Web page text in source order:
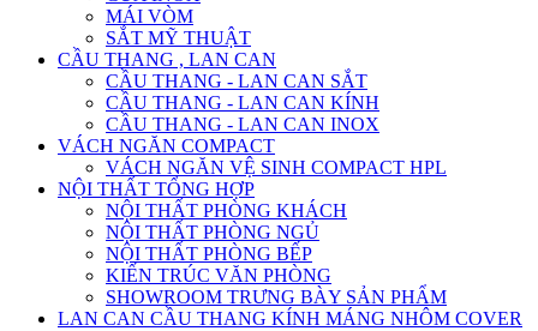
MÁI VÒM
SẮT MỸ THUẬT
CẦU THANG , LAN CAN
CẦU THANG - LAN CAN SẮT
CẦU THANG - LAN CAN KÍNH
CẦU THANG - LAN CAN INOX
VÁCH NGĂN COMPACT
VÁCH NGĂN VỆ SINH COMPACT HPL
NỘI THẤT TỔNG HỢP
NỘI THẤT PHÒNG KHÁCH
NỘI THẤT PHÒNG NGỦ
NỘI THẤT PHÒNG BẾP
KIẾN TRÚC VĂN PHÒNG
SHOWROOM TRƯNG BÀY SẢN PHẨM
LAN CAN CẦU THANG KÍNH MÁNG NHÔM COVER